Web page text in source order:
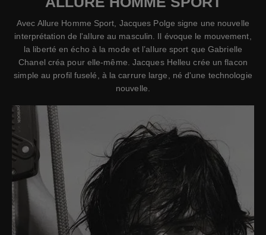
Avec Allure Homme Sport, Jacques Polge signe une nouvelle
interprétation de l'allure au masculin. Il évoque le mouvement,
la liberté en écho à la mode et l’allure sport que Gabrielle
Chanel créa pour elle-même. Jacques Helleu crée un flacon
simple au profil fuselé, à la carrure large, né d'une technologie
nouvelle.